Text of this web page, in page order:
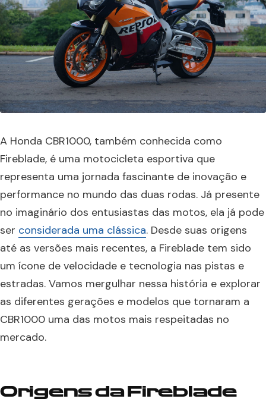
A Honda CBR1000, também conhecida como
Fireblade, é uma motocicleta esportiva que
representa uma jornada fascinante de inovação e
performance no mundo das duas rodas. Já presente
no imaginário dos entusiastas das motos, ela já pode
ser considerada uma clássica. Desde suas origens
até as versões mais recentes, a Fireblade tem sido
um ícone de velocidade e tecnologia nas pistas e
estradas. Vamos mergulhar nessa história e explorar
as diferentes gerações e modelos que tornaram a
CBR1000 uma das motos mais respeitadas no
mercado.
Origens da Fireblade